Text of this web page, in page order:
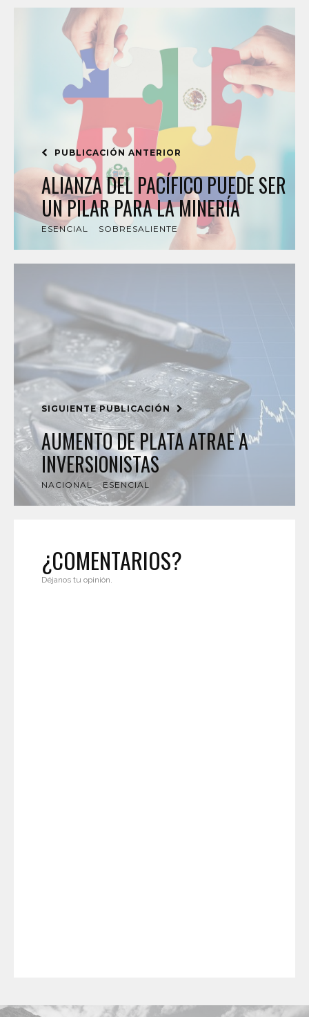
PUBLICACIÓN ANTERIOR
ALIANZA DEL PACÍFICO PUEDE SER
UN PILAR PARA LA MINERÍA
ESENCIAL SOBRESALIENTE
SIGUIENTE PUBLICACIÓN
AUMENTO DE PLATA ATRAE A
INVERSIONISTAS
NACIONAL ESENCIAL
¿COMENTARIOS?
Déjanos tu opinión.